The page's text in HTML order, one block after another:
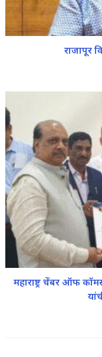
राजापूर
महाराष्ट्र चेंबर ऑफ